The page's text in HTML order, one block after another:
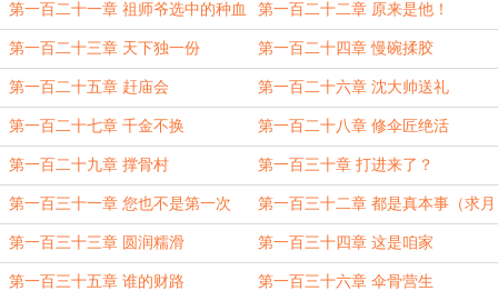
第一百二十一章 祖师爷选中的种血 第一百二十二章 原来是他！
第一百二十三章 天下独一份 第一百二十四章 慢碗揉胶
第一百二十五章 赶庙会 第一百二十六章 沈大帅送礼
第一百二十七章 千金不换 第一百二十八章 修伞匠绝活
第一百二十九章 撑骨村 第一百三十章 打进来了？
第一百三十一章 您也不是第一次
（求月票）
第一百三十二章 都是真本事（求月
票）
第一百三十三章 圆润糯滑 第一百三十四章 这是咱家
第一百三十五章 谁的财路 第一百三十六章 伞骨营生